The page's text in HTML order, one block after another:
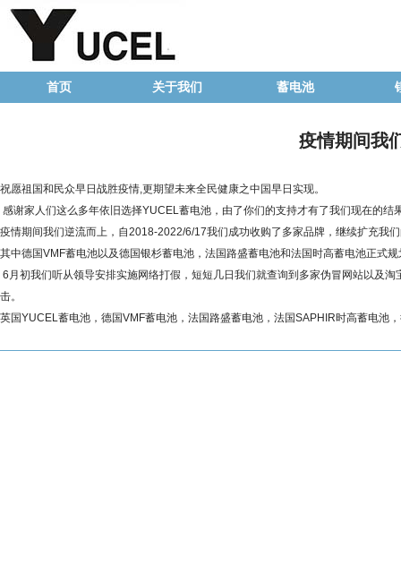
首页 关于我们 蓄电池
疫情期间我
祝愿祖国和民众早日战胜疫情,更期望未来全民健康之中国早日实现。
感谢家人们这么多年依旧选择YUCEL蓄电池，由了你们的支持才有了我们现在的
疫情期间我们逆流而上，自2018-2022/6/17我们成功收购了多家品牌，继续扩充我
其中德国VMF蓄电池以及德国银杉蓄电池，法国路盛蓄电池和法国时高蓄电池正式
6月初我们听从领导安排实施网络打假，短短几日我们就查询到多家伪冒网站以及
击。
英国YUCEL蓄电池，德国VMF蓄电池，法国路盛蓄电池，法国SAPHIR时高蓄电池